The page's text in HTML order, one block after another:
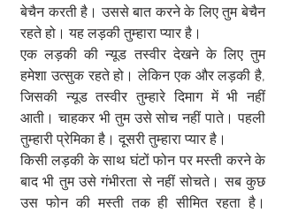
बेचैन करती है। उससे बात करने के लिए तुम बेचैन
रहते हो। यह लड़की तुम्हारा प्यार है।
एक लड़की की न्यूड तस्वीर देखने के लिए तुम
हमेशा उत्सुक रहते हो। लेकिन एक और लड़की है,
जिसकी न्यूड तस्वीर तुम्हारे दिमाग में भी नहीं
आती। चाहकर भी तुम उसे सोच नहीं पाते। पहली
तुम्हारी प्रेमिका है। दूसरी तुम्हारा प्यार है।
किसी लड़की के साथ घंटों फोन पर मस्ती करने के
बाद भी तुम उसे गंभीरता से नहीं सोचते। सब कुछ
उस फोन की मस्ती तक ही सीमित रहता है।